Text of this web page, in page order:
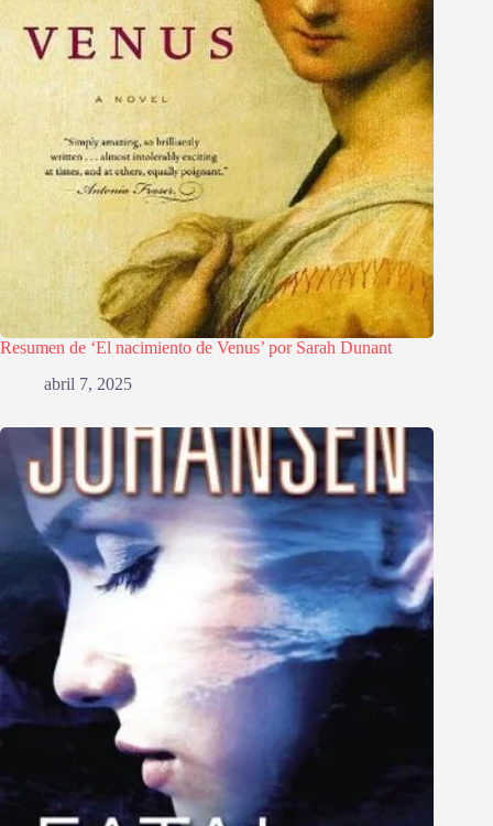
Resumen de ‘El nacimiento de Venus’ por Sarah Dunant
abril 7, 2025